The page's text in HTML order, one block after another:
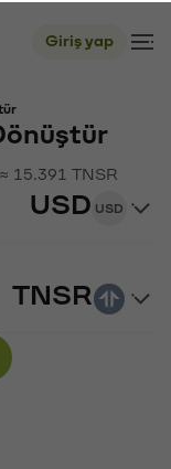
Giriş yap
15.391 TNSR
USD USD
TNSR